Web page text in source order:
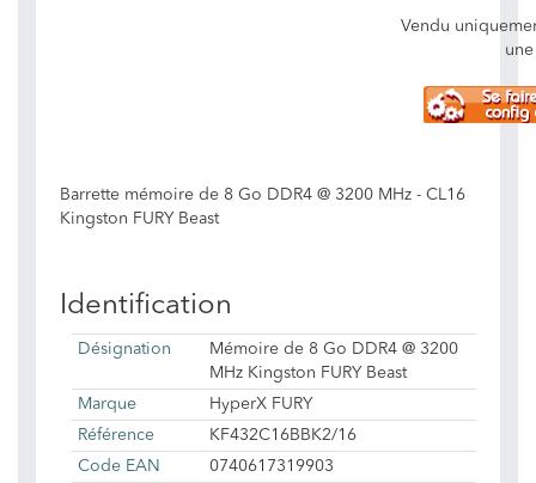
Vendu
Barrette mémoire de 8 Go DDR4 @ 3200 MHz - CL16
Kingston FURY Beast
Identification
Désignation
Mémoire de 8 Go DDR4 @ 3200
MHz Kingston FURY Beast
Marque
HyperX FURY
Référence
KF432C16BBK2/16
Code EAN
0740617319903